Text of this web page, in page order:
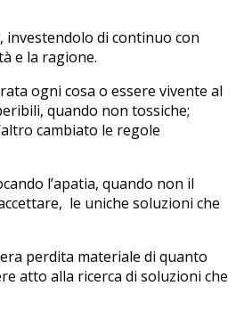
di continuo con
e la ragione.
ogni cosa o essere vivente al
quando non tossiche;
cambiato le regole
l’apatia, quando non il
le uniche soluzioni che
perdita materiale di quanto
atto alla ricerca di soluzioni che